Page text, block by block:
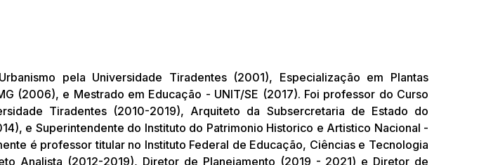
pela Universidade Tiradentes (2001), Especialização em Plantas
(2006), e Mestrado em Educação - UNIT/SE (2017). Foi professor do Curso
Tiradentes (2010-2019), Arquiteto da Subsercretaria de Estado do
e Superintendente do Instituto do Patrimonio Historico e Artistico Nacional -
é professor titular no Instituto Federal de Educação, Ciências e Tecnologia
Analista (2012-2019), Diretor de Planejamento (2019 - 2021) e Diretor de